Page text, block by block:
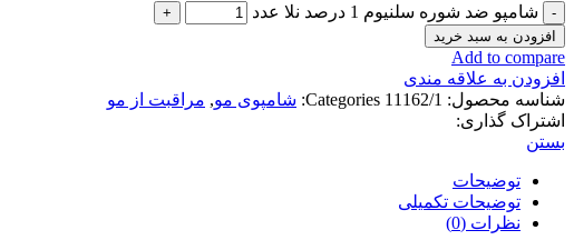
شامپو ضد شوره سلنیوم 1 درصد نلا عدد
افزودن به سبد خرید
Add to compare
افزودن به علاقه مندی
شناسه محصول: 11162/1
Categories: شامپوی مو, مراقبت از مو
اشتراک گذاری:
بستن
توضیحات
توضیحات تکمیلی
نظرات (0)